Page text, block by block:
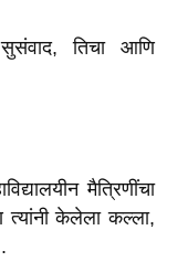
तिचा आणि
मैत्रिणींचा
केलेला कल्ला,